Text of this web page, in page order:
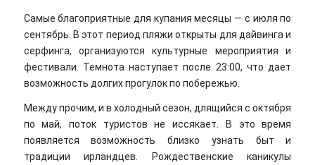
Самые благоприятные для купания месяцы — с июля по
сентябрь. В этот период пляжи открыты для дайвинга и
серфинга, организуются культурные мероприятия и
фестивали. Темнота наступает после 23:00, что дает
возможность долгих прогулок по побережью.
Между прочим, и в холодный сезон, длящийся с октября
по май, поток туристов не иссякает. В это время
появляется возможность близко узнать быт и
традиции ирландцев. Рождественские каникулы